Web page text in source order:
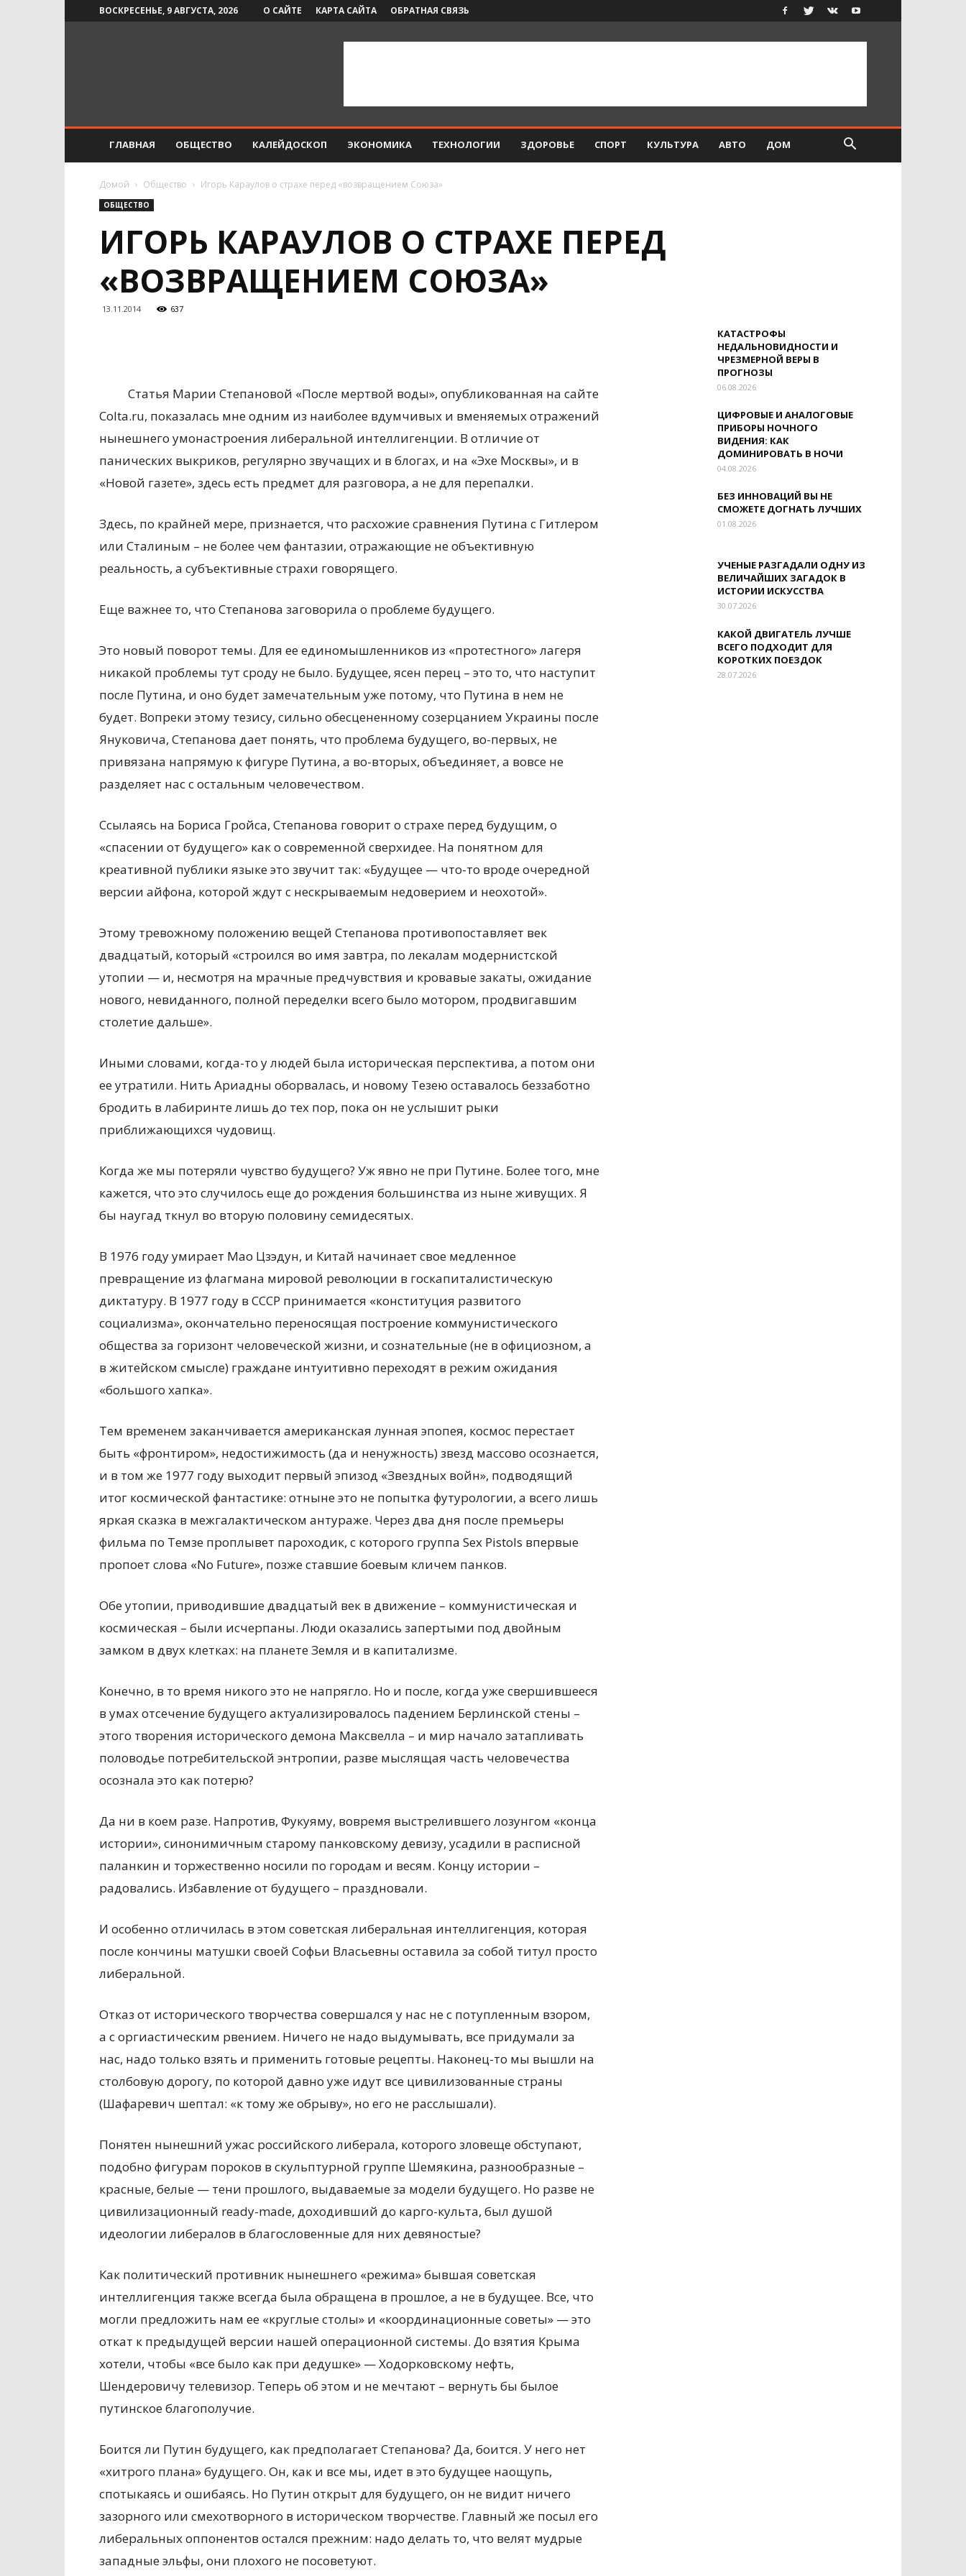
ВОСКРЕСЕНЬЕ, 9 АВГУСТА, 2026 О САЙТЕ КАРТА САЙТА ОБРАТНАЯ СВЯЗЬ
ГЛАВНАЯ ОБЩЕСТВО КАЛЕЙДОСКОП ЭКОНОМИКА ТЕХНОЛОГИИ ЗДОРОВЬЕ СПОРТ КУЛЬТУРА АВТО ДОМ
Домой Общество Игорь Караулов о страхе перед «возвращением Союза»
ОБЩЕСТВО
ИГОРЬ КАРАУЛОВ О СТРАХЕ ПЕРЕД
«ВОЗВРАЩЕНИЕМ СОЮЗА»
13.11.2014 637
Статья Марии Степановой «После мертвой воды», опубликованная на сайте
Colta.ru, показалась мне одним из наиболее вдумчивых и вменяемых отражений
нынешнего умонастроения либеральной интеллигенции. В отличие от
панических выкриков, регулярно звучащих и в блогах, и на «Эхе Москвы», и в
«Новой газете», здесь есть предмет для разговора, а не для перепалки.
Здесь, по крайней мере, признается, что расхожие сравнения Путина с Гитлером
или Сталиным – не более чем фантазии, отражающие не объективную
реальность, а субъективные страхи говорящего.
Еще важнее то, что Степанова заговорила о проблеме будущего.
Это новый поворот темы. Для ее единомышленников из «протестного» лагеря
никакой проблемы тут сроду не было. Будущее, ясен перец – это то, что наступит
после Путина, и оно будет замечательным уже потому, что Путина в нем не
будет. Вопреки этому тезису, сильно обесцененному созерцанием Украины после
Януковича, Степанова дает понять, что проблема будущего, во-первых, не
привязана напрямую к фигуре Путина, а во-вторых, объединяет, а вовсе не
разделяет нас с остальным человечеством.
Ссылаясь на Бориса Гройса, Степанова говорит о страхе перед будущим, о
«спасении от будущего» как о современной сверхидее. На понятном для
креативной публики языке это звучит так: «Будущее — что-то вроде очередной
версии айфона, которой ждут с нескрываемым недоверием и неохотой».
Этому тревожному положению вещей Степанова противопоставляет век
двадцатый, который «строился во имя завтра, по лекалам модернистской
утопии — и, несмотря на мрачные предчувствия и кровавые закаты, ожидание
нового, невиданного, полной переделки всего было мотором, продвигавшим
столетие дальше».
Иными словами, когда-то у людей была историческая перспектива, а потом они
ее утратили. Нить Ариадны оборвалась, и новому Тезею оставалось беззаботно
бродить в лабиринте лишь до тех пор, пока он не услышит рыки
приближающихся чудовищ.
Когда же мы потеряли чувство будущего? Уж явно не при Путине. Более того, мне
кажется, что это случилось еще до рождения большинства из ныне живущих. Я
бы наугад ткнул во вторую половину семидесятых.
В 1976 году умирает Мао Цзэдун, и Китай начинает свое медленное
превращение из флагмана мировой революции в госкапиталистическую
диктатуру. В 1977 году в СССР принимается «конституция развитого
социализма», окончательно переносящая построение коммунистического
общества за горизонт человеческой жизни, и сознательные (не в официозном, а
в житейском смысле) граждане интуитивно переходят в режим ожидания
«большого хапка».
Тем временем заканчивается американская лунная эпопея, космос перестает
быть «фронтиром», недостижимость (да и ненужность) звезд массово осознается,
и в том же 1977 году выходит первый эпизод «Звездных войн», подводящий
итог космической фантастике: отныне это не попытка футурологии, а всего лишь
яркая сказка в межгалактическом антураже. Через два дня после премьеры
фильма по Темзе проплывет пароходик, с которого группа Sex Pistols впервые
пропоет слова «No Future», позже ставшие боевым кличем панков.
Обе утопии, приводившие двадцатый век в движение – коммунистическая и
космическая – были исчерпаны. Люди оказались запертыми под двойным
замком в двух клетках: на планете Земля и в капитализме.
Конечно, в то время никого это не напрягло. Но и после, когда уже свершившееся
в умах отсечение будущего актуализировалось падением Берлинской стены –
этого творения исторического демона Максвелла – и мир начало затапливать
половодье потребительской энтропии, разве мыслящая часть человечества
осознала это как потерю?
Да ни в коем разе. Напротив, Фукуяму, вовремя выстрелившего лозунгом «конца
истории», синонимичным старому панковскому девизу, усадили в расписной
паланкин и торжественно носили по городам и весям. Концу истории –
радовались. Избавление от будущего – праздновали.
И особенно отличилась в этом советская либеральная интеллигенция, которая
после кончины матушки своей Софьи Власьевны оставила за собой титул просто
либеральной.
Отказ от исторического творчества совершался у нас не с потупленным взором,
а с оргиастическим рвением. Ничего не надо выдумывать, все придумали за
нас, надо только взять и применить готовые рецепты. Наконец-то мы вышли на
столбовую дорогу, по которой давно уже идут все цивилизованные страны
(Шафаревич шептал: «к тому же обрыву», но его не расслышали).
Понятен нынешний ужас российского либерала, которого зловеще обступают,
подобно фигурам пороков в скульптурной группе Шемякина, разнообразные –
красные, белые — тени прошлого, выдаваемые за модели будущего. Но разве не
цивилизационный ready-made, доходивший до карго-культа, был душой
идеологии либералов в благословенные для них девяностые?
Как политический противник нынешнего «режима» бывшая советская
интеллигенция также всегда была обращена в прошлое, а не в будущее. Все, что
могли предложить нам ее «круглые столы» и «координационные советы» — это
откат к предыдущей версии нашей операционной системы. До взятия Крыма
хотели, чтобы «все было как при дедушке» — Ходорковскому нефть,
Шендеровичу телевизор. Теперь об этом и не мечтают – вернуть бы былое
путинское благополучие.
Боится ли Путин будущего, как предполагает Степанова? Да, боится. У него нет
«хитрого плана» будущего. Он, как и все мы, идет в это будущее наощупь,
спотыкаясь и ошибаясь. Но Путин открыт для будущего, он не видит ничего
зазорного или смехотворного в историческом творчестве. Главный же посыл его
либеральных оппонентов остался прежним: надо делать то, что велят мудрые
западные эльфы, они плохого не посоветуют.
КАТАСТРОФЫ
НЕДАЛЬНОВИДНОСТИ И
ЧРЕЗМЕРНОЙ ВЕРЫ В
ПРОГНОЗЫ
06.08.2026
ЦИФРОВЫЕ И АНАЛОГОВЫЕ
ПРИБОРЫ НОЧНОГО
ВИДЕНИЯ: КАК
ДОМИНИРОВАТЬ В НОЧИ
04.08.2026
БЕЗ ИННОВАЦИЙ ВЫ НЕ
СМОЖЕТЕ ДОГНАТЬ ЛУЧШИХ
01.08.2026
УЧЕНЫЕ РАЗГАДАЛИ ОДНУ ИЗ
ВЕЛИЧАЙШИХ ЗАГАДОК В
ИСТОРИИ ИСКУССТВА
30.07.2026
КАКОЙ ДВИГАТЕЛЬ ЛУЧШЕ
ВСЕГО ПОДХОДИТ ДЛЯ
КОРОТКИХ ПОЕЗДОК
28.07.2026